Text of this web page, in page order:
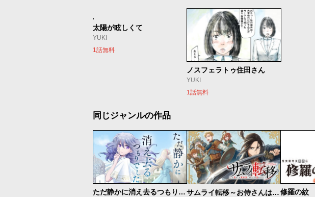
太陽が眩しくて
YUKI
1話無料
ノスフェラトゥ住田さん
YUKI
1話無料
同じジャンルの作品
ただ静かに消え去るつもりでした サムライ転移～お侍さんは異世界でもあんまり変わらない～